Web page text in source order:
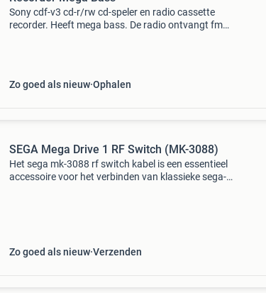
Sony cdf-v3 cd-r/rw cd-speler en radio cassette
recorder. Heeft mega bass. De radio ontvangt fm
Zo goed als nieuw Ophalen
SEGA Mega Drive 1 RF Switch (MK-3088)
Het sega mk-3088 rf switch kabel is een essentieel
accessoire voor het verbinden van klassieke sega-
Zo goed als nieuw Verzenden